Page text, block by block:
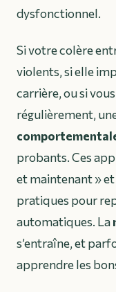
dysfonctionnel.
Si votre colère
violents, si elle
carrière, ou si
régulièrement,
probants. Ces
et maintenant »
pratiques pour
automatiques. La
s’entraîne, et
apprendre les